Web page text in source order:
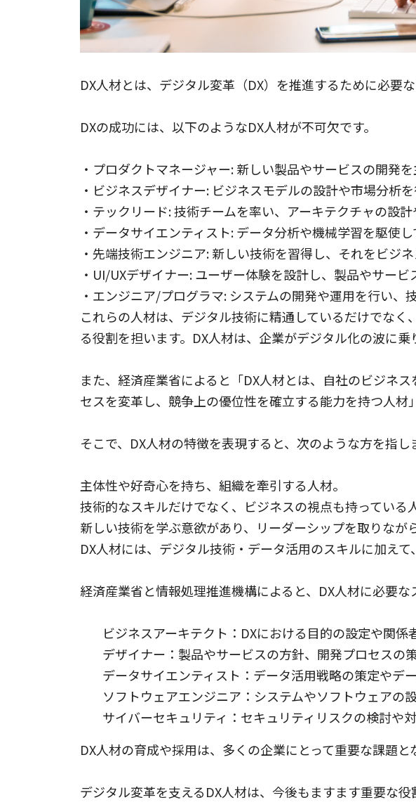
DX人材とは、デジタル変革（DX）を推進するために必要
DXの成功には、以下のようなDX人材が不可欠です。
・プロダクトマネージャー: 新しい製品やサービスの開発
・ビジネスデザイナー: ビジネスモデルの設計や市場分析
・テックリード: 技術チームを率い、アーキテクチャの設
・データサイエンティスト: データ分析や機械学習を駆使
・先端技術エンジニア: 新しい技術を習得し、それをビジ
・UI/UXデザイナー: ユーザー体験を設計し、製品やサービ
・エンジニア/プログラマ: システムの開発や運用を行い、
これらの人材は、デジタル技術に精通しているだけでな
る役割を担います。DX人材は、企業がデジタル化の波に
また、経済産業省によると「DX人材とは、自社のビジネ
セスを変革し、競争上の優位性を確立する能力を持つ人材
そこで、DX人材の特徴を表現すると、次のような方を指し
主体性や好奇心を持ち、組織を牽引する人材。
技術的なスキルだけでなく、ビジネスの視点も持っている
新しい技術を学ぶ意欲があり、リーダーシップを取りなが
DX人材には、デジタル技術・データ活用のスキルに加え
経済産業省と情報処理推進機構によると、DX人材に必要
ビジネスアーキテクト：DXにおける目的の設定や関係
デザイナー：製品やサービスの方針、開発プロセスの策
データサイエンティスト：データ活用戦略の策定やデ
ソフトウェアエンジニア：システムやソフトウェアの
サイバーセキュリティ：セキュリティリスクの検討や
DX人材の育成や採用は、多くの企業にとって重要な課題
デジタル変革を支えるDX人材は、今後もますます重要な役